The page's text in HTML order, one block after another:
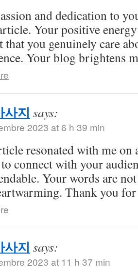
and dedication to
Your positive
that you genuinely care
Your blog brightens
사지 says:
2023 at 6 h 39 min
resonated with me on
connect with your
Your words are
Thank you
사지 says:
2023 at 11 h 37 min